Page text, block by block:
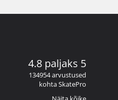
4.8 paljaks 5
134954 arvustused
kohta SkatePro